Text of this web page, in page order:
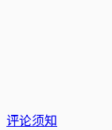
评论须知